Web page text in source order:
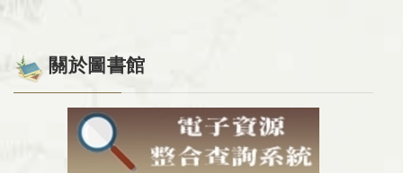
關於圖書館